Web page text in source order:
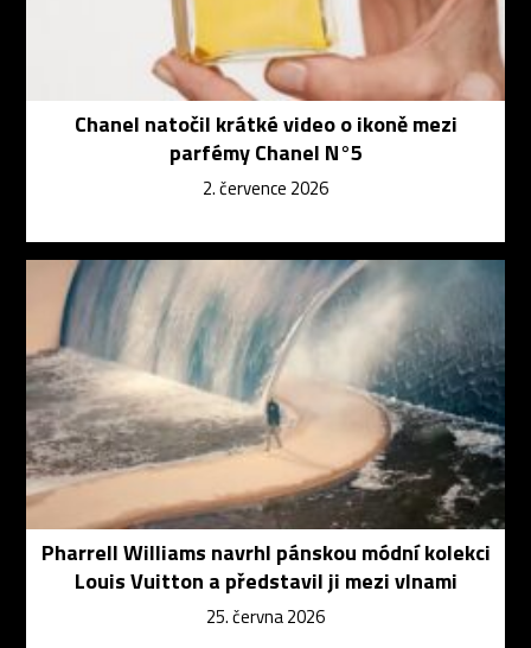
Chanel natočil krátké video o ikoně mezi
parfémy Chanel N°5
2. července 2026
Pharrell Williams navrhl pánskou módní kolekci
Louis Vuitton a představil ji mezi vlnami
25. června 2026